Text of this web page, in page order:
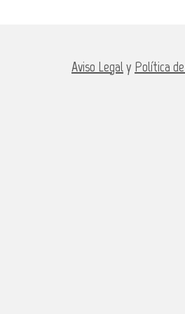
Aviso Legaly Política